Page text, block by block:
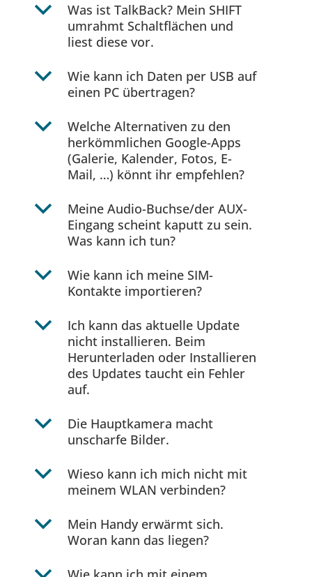
b
Was ist TalkBack? Mein SHIFT
umrahmt Schaltflächen und
liest diese vor.
b
Wie kann ich Daten per USB auf
einen PC übertragen?
b
Welche Alternativen zu den
herkömmlichen Google-Apps
(Galerie, Kalender, Fotos, E-
Mail, …) könnt ihr empfehlen?
b
Meine Audio-Buchse/der AUX-
Eingang scheint kaputt zu sein.
Was kann ich tun?
b
Wie kann ich meine SIM-
Kontakte importieren?
b
Ich kann das aktuelle Update
nicht installieren. Beim
Herunterladen oder Installieren
des Updates taucht ein Fehler
auf.
b
Die Hauptkamera macht
unscharfe Bilder.
b
Wieso kann ich mich nicht mit
meinem WLAN verbinden?
b
Mein Handy erwärmt sich.
Woran kann das liegen?